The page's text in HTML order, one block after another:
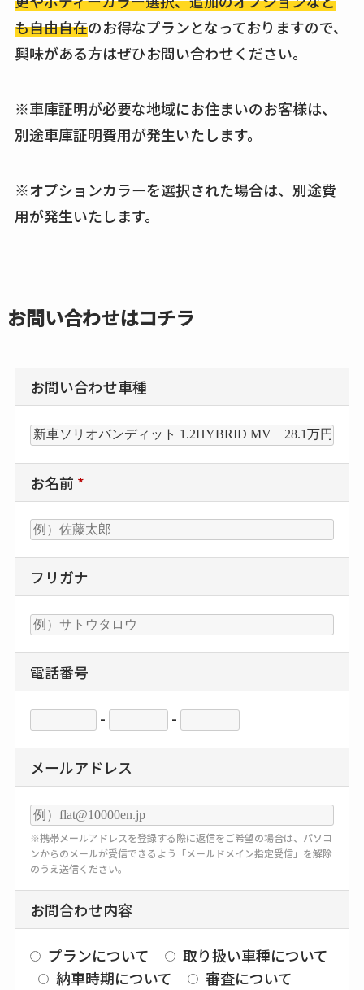
も自由自在のお得なプランとなっておりますので、
興味がある方はぜひお問い合わせください。
※車庫証明が必要な地域にお住まいのお客様は、
別途車庫証明費用が発生いたします。
※オプションカラーを選択された場合は、別途費
用が発生いたします。
お問い合わせはコチラ
お問い合わせ車種
お名前 *
フリガナ
電話番号
- -
メールアドレス
※携帯メールアドレスを登録する際に返信をご希望の場合は、パソコ
ンからのメールが受信できるよう「メールドメイン指定受信」を解除
のうえ送信ください。
お問合わせ内容
プランについて
取り扱い車種について
納車時期について
審査について